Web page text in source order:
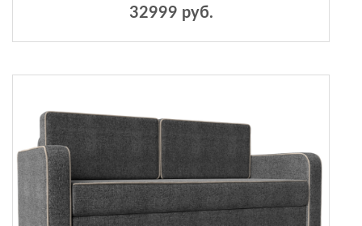
32999 руб.